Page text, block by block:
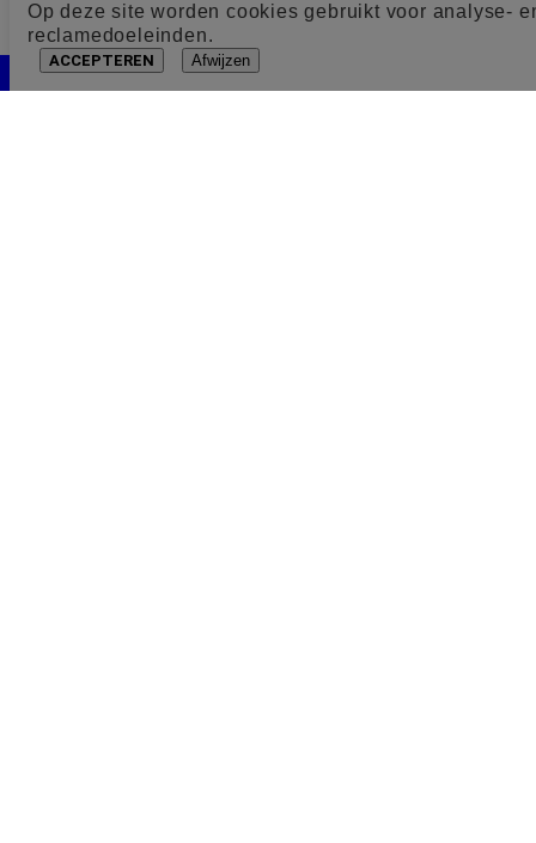
Op deze site worden cookies gebruikt voor analyse-
reclamedoeleinden.
ACCEPTEREN Afwijzen
Cookie toestemming